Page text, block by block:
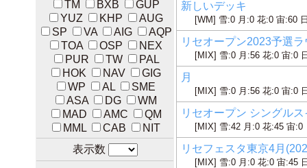
TM
BXB
GUP
YUZ
KHP
AUG
SP
VA AIG
AQP
TOA
OSP
NEX
PUR
TW
PAL
HOK
NAV
GIG
WP
AL
SME
ASA
DG
WM
MAD
AMC
QM
MML
CAB
NIT
表示数
新しいデッキ
[WM] 雪:0 月:0 花:0 宙:60
リセオープン2023予選
[MIX] 雪:0 月:56 花:0 宙:0
月
[MIX] 雪:0 月:56 花:0 宙:0
リセオープン シングル
[MIX] 雪:42 月:0 花:45 宙:0
リセフェスタ東京4月
[MIX] 雪:0 月:0 花:0 宙:45